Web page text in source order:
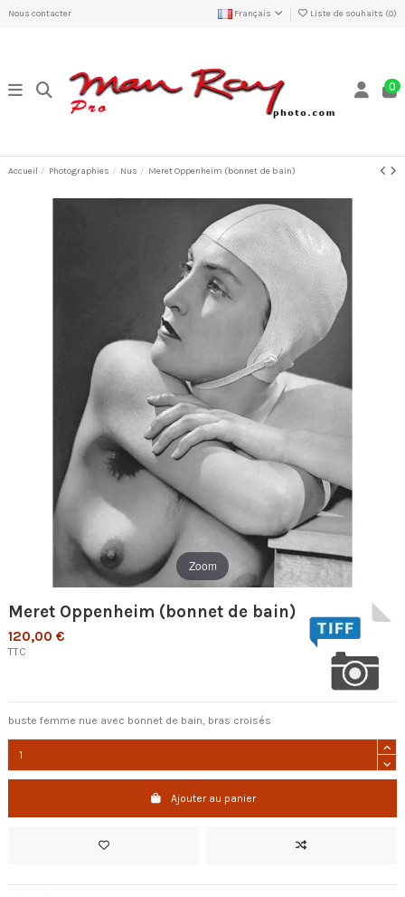
Nous contacter Français Liste de souhaits (0)
0
Accueil Photographies Nus Meret Oppenheim (bonnet de bain)
Zoom
Meret Oppenheim (bonnet de bain)
120,00 €
TTC
buste femme nue avec bonnet de bain, bras croisés
Ajouter au panier